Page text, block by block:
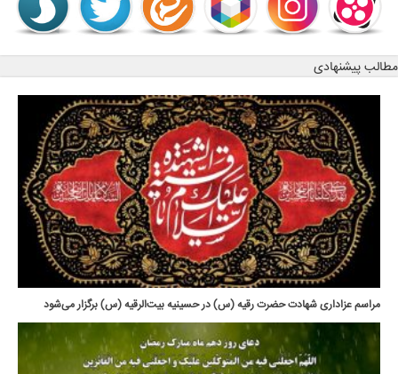
مطالب پیشنهادی
مراسم عزاداری شهادت حضرت رقیه (س) در حسینیه بیت‌الرقیه (س) برگزار می‌شود